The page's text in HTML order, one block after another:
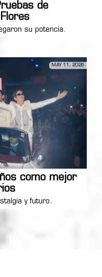
de
su potencia.
MAY 11, 2026
como mejor
y futuro.